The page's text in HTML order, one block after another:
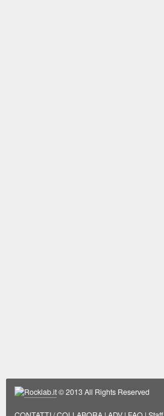
Rocklab.it© 2013 All Rights Reserved